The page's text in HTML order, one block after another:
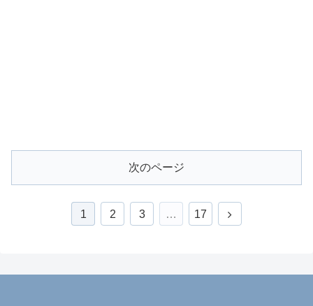
次のページ
1 2 3 … 17